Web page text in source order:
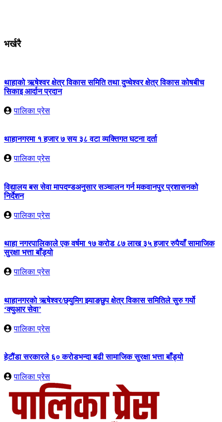
भर्खरै
थाहाको ऋषेश्वर क्षेत्र विकास समिति तथा दुप्चेश्वर क्षेत्र विकास कोषबीच
सिकाइ आर्दान प्रदान
पालिका प्रेस
थाहानगरमा १ हजार ७ सय ३८ वटा व्यक्तिगत घटना दर्ता
पालिका प्रेस
विद्यालय बस सेवा मापदण्डअनुसार सञ्चालन गर्न मकवानपुर प्रशासनको
निर्देशन
पालिका प्रेस
थाहा नगरपालिकाले एक वर्षमा १७ करोड ८७ लाख ३५ हजार रुपैयाँ सामाजिक
सुरक्षा भत्ता बाँड्यो
पालिका प्रेस
थाहानगरकाे ऋषेश्वर/छ्युमिग झ्याङछुप क्षेत्र विकास समितिले सुरु गर्यो
‘क्युआर सेवा’
पालिका प्रेस
हेटौंडा सरकारले ६० करोडभन्दा बढी सामाजिक सुरक्षा भत्ता बाँड्यो
पालिका प्रेस